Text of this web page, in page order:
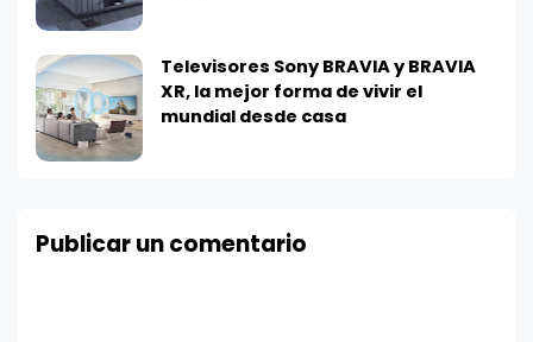
Televisores Sony BRAVIA y BRAVIA
XR, la mejor forma de vivir el
mundial desde casa
Publicar un comentario